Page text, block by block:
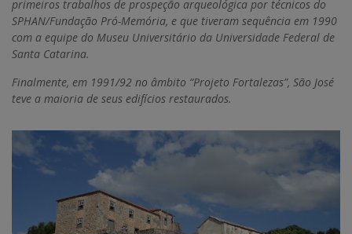
primeiros trabalhos de prospeção arqueológica por técnicos do
SPHAN/Fundação Pró-Memória, e que tiveram sequência em 1990
com a equipe do Museu Universitário da Universidade Federal de
Santa Catarina.
Finalmente, em 1991/92 no âmbito “Projeto Fortalezas”, São José
teve a maioria de seus edifícios restaurados.